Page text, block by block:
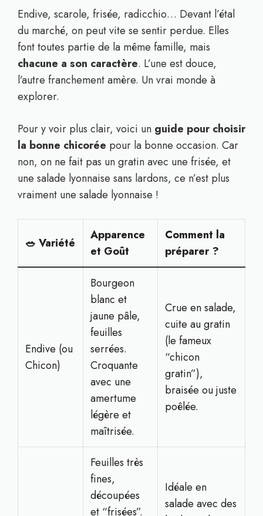
Endive, scarole, frisée, radicchio… Devant l’étal
du marché, on peut vite se sentir perdue. Elles
font toutes partie de la même famille, mais
chacune a son caractère. L’une est douce,
l’autre franchement amère. Un vrai monde à
explorer.
Pour y voir plus clair, voici un guide pour choisir
la bonne chicorée pour la bonne occasion. Car
non, on ne fait pas un gratin avec une frisée, et
une salade lyonnaise sans lardons, ce n’est plus
vraiment une salade lyonnaise !
🥗 Variété
Apparence
et Goût
Comment la
préparer ?
Endive (ou
Chicon)
Bourgeon
blanc et
jaune pâle,
feuilles
serrées.
Croquante
avec une
amertume
légère et
maîtrisée.
Crue en salade,
cuite au gratin
(le fameux
“chicon
gratin”),
braisée ou juste
poêlée.
Feuilles très
fines,
découpées
et “frisées”.
Idéale en
salade avec des